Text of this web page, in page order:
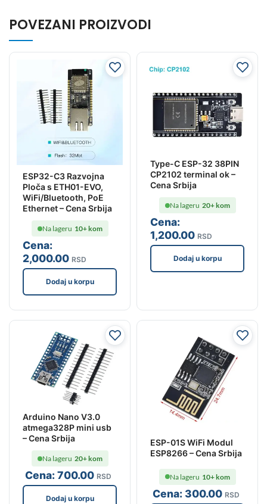
POVEZANI PROIZVODI
ESP32-C3 Razvojna
Ploča s ETH01-EVO,
WiFi/Bluetooth, PoE
Ethernet – Cena Srbija
Cena:
2,000.00 RSD
Na lageru 10+ kom
Dodaj u korpu
Type-C ESP-32 38PIN
CP2102 terminal ok –
Cena Srbija
Cena:
1,200.00 RSD
Na lageru 20+ kom
Dodaj u korpu
Arduino Nano V3.0
atmega328P mini usb
– Cena Srbija
Cena:700.00 RSD
Na lageru 20+ kom
Dodaj u korpu
ESP-01S WiFi Modul
ESP8266 – Cena Srbija
Cena:300.00 RSD
Na lageru 10+ kom